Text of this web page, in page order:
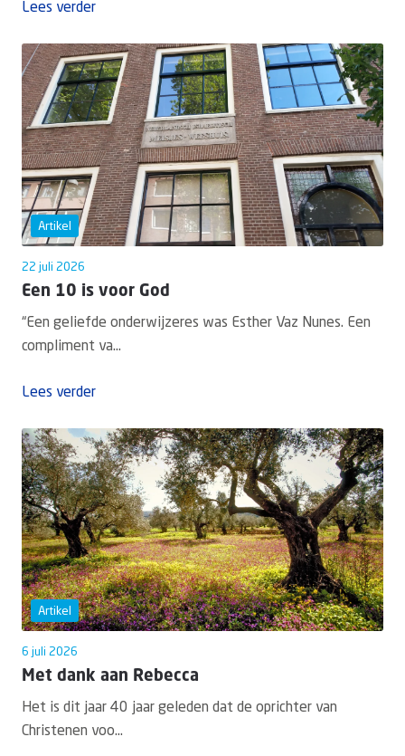
Lees verder
Artikel
22 juli 2026
Een 10 is voor God
“Een geliefde onderwijzeres was Esther Vaz Nunes. Een
compliment va...
Lees verder
Artikel
6 juli 2026
Met dank aan Rebecca
Het is dit jaar 40 jaar geleden dat de oprichter van
Christenen voo...